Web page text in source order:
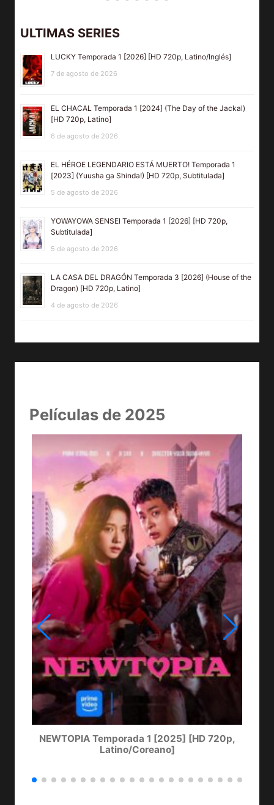
ULTIMAS SERIES
LUCKY Temporada 1 [2026] [HD 720p, Latino/Inglés]
7 de agosto de 2026
EL CHACAL Temporada 1 [2024] (The Day of the Jackal)
[HD 720p, Latino]
6 de agosto de 2026
EL HÉROE LEGENDARIO ESTÁ MUERTO! Temporada 1
[2023] (Yuusha ga Shinda!) [HD 720p, Subtitulada]
5 de agosto de 2026
YOWAYOWA SENSEI Temporada 1 [2026] [HD 720p,
Subtitulada]
5 de agosto de 2026
LA CASA DEL DRAGÓN Temporada 3 [2026] (House of the
Dragon) [HD 720p, Latino]
4 de agosto de 2026
Películas de 2025
NEWTOPIA Temporada 1 [2025] [HD 720p,
Latino/Coreano]